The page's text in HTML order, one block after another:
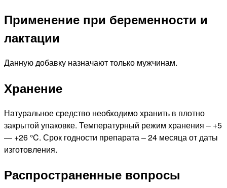
Применение при беременности и
лактации
Данную добавку назначают только мужчинам.
Хранение
Натуральное средство необходимо хранить в плотно
закрытой упаковке. Температурный режим хранения – +5
— +26 °C. Срок годности препарата – 24 месяца от даты
изготовления.
Распространенные вопросы